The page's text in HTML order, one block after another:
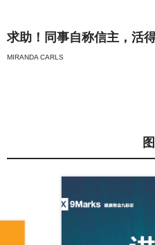
求助！同事自称信主，活
MIRANDA CARLS